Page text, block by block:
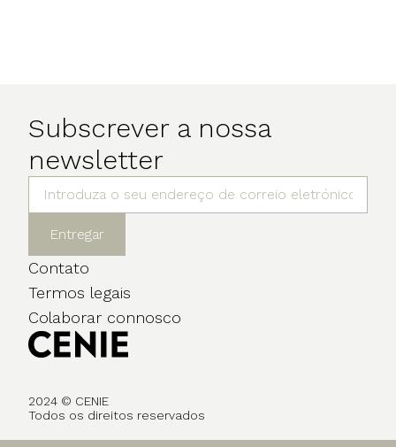
Subscrever a nossa
newsletter
Entregar
Contato
Termos legais
Colaborar connosco
2024 © CENIE
Todos os direitos reservados